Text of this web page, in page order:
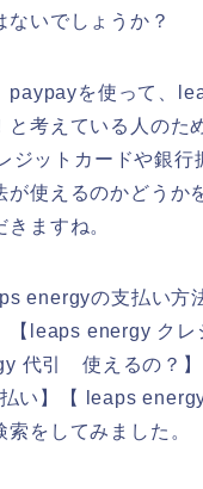
ないでしょうか？
paypayを使って、
と考えている人のた
ジットカードや銀行
が使えるのかどうか
ますね。
energyの支払い方
【leaps energy クレ
代引 使えるの？
い】【 leaps
をしてみました。